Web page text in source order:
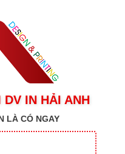
DV IN HẢI ANH
LÀ CÓ NGAY